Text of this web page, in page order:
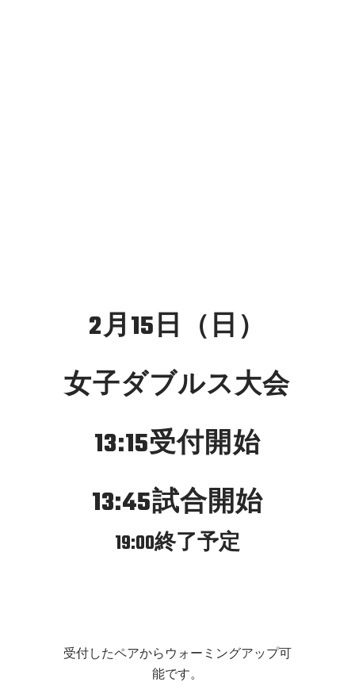
2月15日（日）
女子ダブルス大会
13:15受付開始
13:45試合開始
19:00終了予定
受付したペアからウォーミングアップ可
能です。